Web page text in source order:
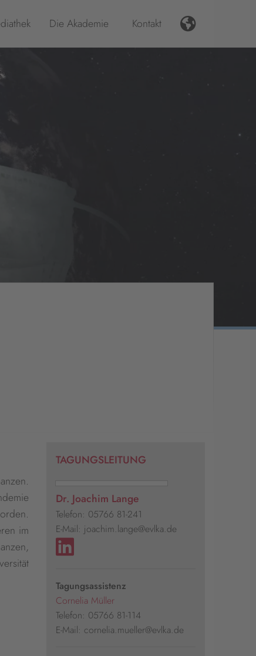
Die Akademie Kontakt
im
TAGUNGSLEITUNG
Dr. Joachim Lange
Telefon: 05766 81-241
E-Mail: joachim.lange@evlka.de
Tagungsassistenz
Cornelia Müller
Telefon: 05766 81-114
E-Mail: cornelia.mueller@evlka.de